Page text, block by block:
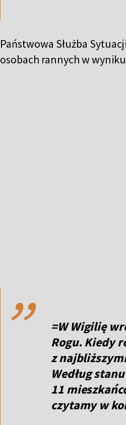
Państwowa Służba
osobach rannych w
,,
=W Wigilię
Rogu. Kiedy
z
Według
11
czytamy w